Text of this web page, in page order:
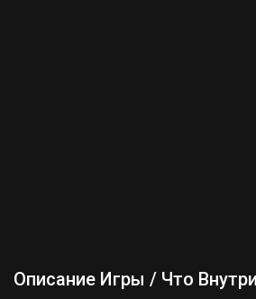
Описание Игры / Что Внутри